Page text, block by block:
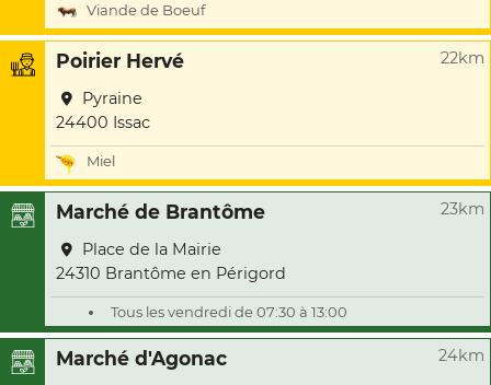
Viande de Boeuf
Poirier Hervé 22km
Pyraine
24400 Issac
Miel
Marché de Brantôme 23km
Place de la Mairie
24310 Brantôme en Périgord
Tous les vendredi de 07:30 à 13:00
Marché d'Agonac 24km